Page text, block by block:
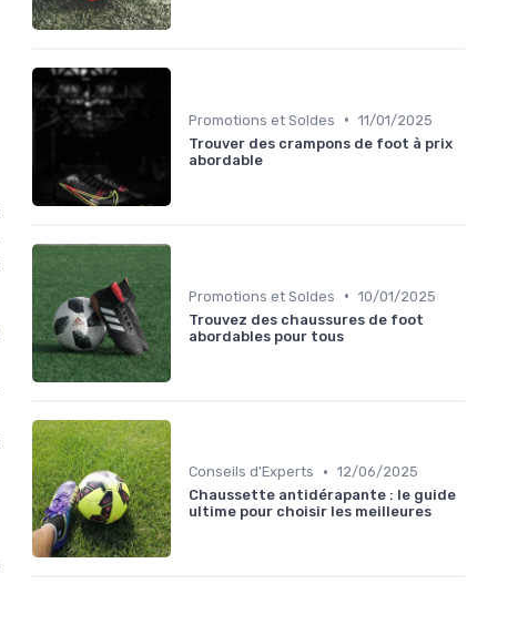
Promotions et Soldes • 11/01/2025
Trouver des crampons de foot à prix
abordable
Promotions et Soldes • 10/01/2025
Trouvez des chaussures de foot
abordables pour tous
Conseils d'Experts • 12/06/2025
Chaussette antidérapante : le guide
ultime pour choisir les meilleures